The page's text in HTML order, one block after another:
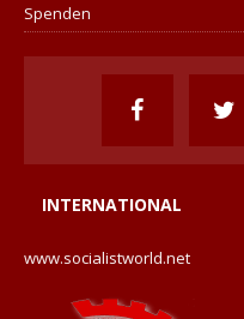
Spenden
INTERNATIONAL
www.socialistworld.net